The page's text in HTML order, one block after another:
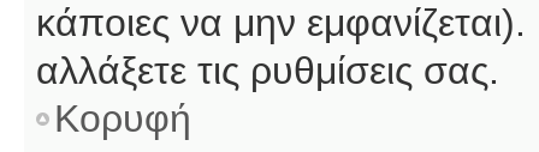
κάποιες να μην
αλλάξετε τις ρυθμίσεις σας.
Κορυφή